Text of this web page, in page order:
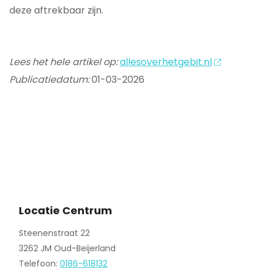
deze aftrekbaar zijn.
Lees het hele artikel op:allesoverhetgebit.nl
Publicatiedatum:01-03-2026
Locatie Centrum
Steenenstraat 22
3262 JM Oud-Beijerland
Telefoon: 0186-618132